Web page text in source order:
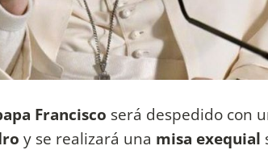
Francisco será despedido con
y se realizará una misa exequial